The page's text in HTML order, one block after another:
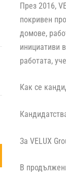
През 2016,
покривен
домове,
инициативи
работата,
Как се
За VELUX
В